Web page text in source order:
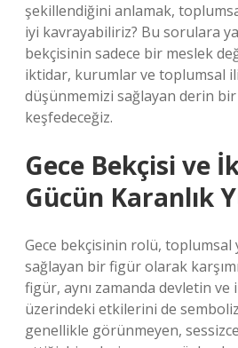
şekillendiğini anlamak,
iyi kavrayabiliriz? Bu sorulara
bekçisinin sadece bir meslek
iktidar, kurumlar ve toplumsal
düşünmemizi sağlayan derin bir
keşfedeceğiz.
Gece Bekçisi ve
Gücün Karanlık
Gece bekçisinin rolü, toplumsal
sağlayan bir figür olarak
figür, aynı zamanda devletin ve
üzerindeki etkilerini de
genellikle görünmeyen,